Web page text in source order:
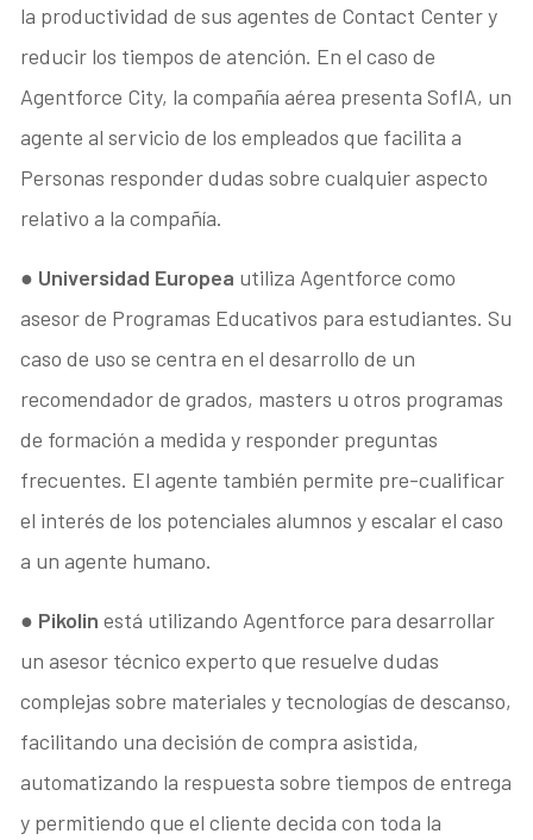
la productividad de sus agentes de Contact Center y
reducir los tiempos de atención. En el caso de
Agentforce City, la compañía aérea presenta SofIA, un
agente al servicio de los empleados que facilita a
Personas responder dudas sobre cualquier aspecto
relativo a la compañía.
● Universidad Europea utiliza Agentforce como
asesor de Programas Educativos para estudiantes. Su
caso de uso se centra en el desarrollo de un
recomendador de grados, masters u otros programas
de formación a medida y responder preguntas
frecuentes. El agente también permite pre-cualificar
el interés de los potenciales alumnos y escalar el caso
a un agente humano.
● Pikolinestá utilizando Agentforce para desarrollar
un asesor técnico experto que resuelve dudas
complejas sobre materiales y tecnologías de descanso,
facilitando una decisión de compra asistida,
automatizando la respuesta sobre tiempos de entrega
y permitiendo que el cliente decida con toda la